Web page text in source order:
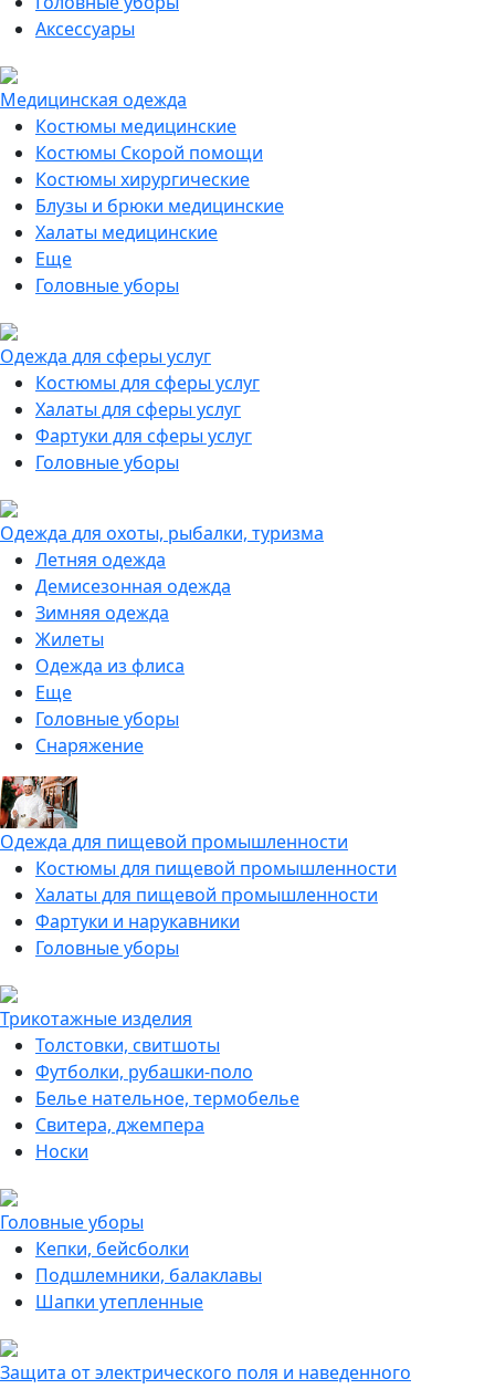
Аксессуары
Медицинская одежда
Костюмы медицинские
Костюмы Скорой помощи
Костюмы хирургические
Блузы и брюки медицинские
Халаты медицинские
Еще
Головные уборы
Одежда для сферы услуг
Костюмы для сферы услуг
Халаты для сферы услуг
Фартуки для сферы услуг
Головные уборы
Одежда для охоты, рыбалки, туризма
Летняя одежда
Демисезонная одежда
Зимняя одежда
Жилеты
Одежда из флиса
Еще
Головные уборы
Снаряжение
Одежда для пищевой промышленности
Костюмы для пищевой промышленности
Халаты для пищевой промышленности
Фартуки и нарукавники
Головные уборы
Трикотажные изделия
Толстовки, свитшоты
Футболки, рубашки-поло
Белье нательное, термобелье
Свитера, джемпера
Носки
Головные уборы
Кепки, бейсболки
Подшлемники, балаклавы
Шапки утепленные
Защита от электрического поля и наведенного